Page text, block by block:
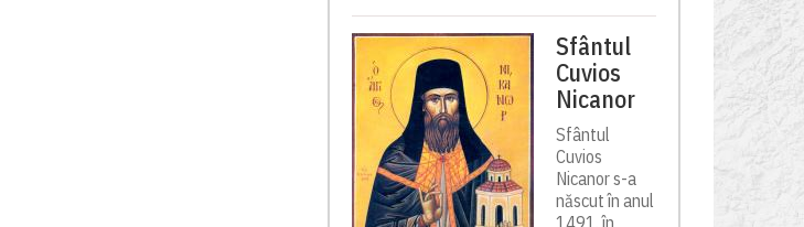
Sfântul
Cuvios
Nicanor
Sfântul
Cuvios
Nicanor s-a
născut în anul
1491, în